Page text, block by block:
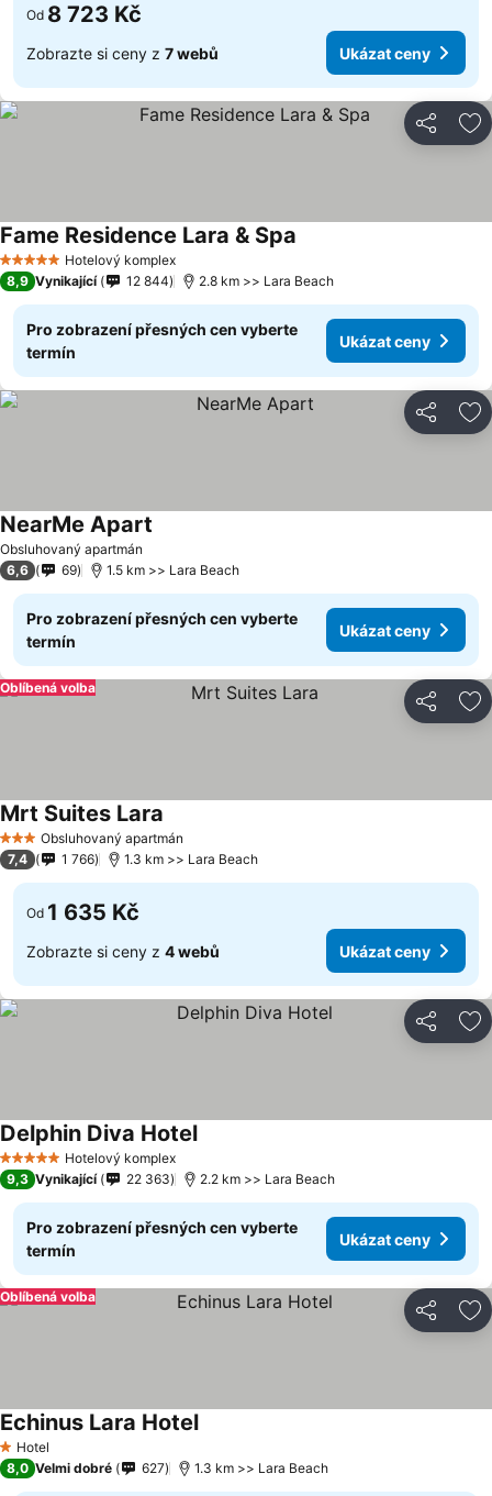
Od 8 723 Kč
Zobrazte si ceny z 7 webů Ukázat ceny
Sdílet
5 Počet hvězdičekHotelový komplex
Fame Residence Lara & Spa
8,9 Vynikající 12 844 2.8 km >> Lara Beach
Pro zobrazení přesných cen vyberte
termín
Ukázat ceny
Sdílet
Obsluhovaný apartmán
NearMe Apart
6,6 69 1.5 km >> Lara Beach
Pro zobrazení přesných cen vyberte
termín
Ukázat ceny
Sdílet
Oblíbená volba
3 Počet hvězdiček
Obsluhovaný apartmán
Mrt Suites Lara
7,4 1 766 1.3 km >> Lara Beach
Od 1 635 Kč
Zobrazte si ceny z 4 webů Ukázat ceny
Sdílet
5 Počet hvězdičekHotelový komplex
Delphin Diva HotelUkázat ceny
9,3 Vynikající 22 363 2.2 km >> Lara Beach
Pro zobrazení přesných cen vyberte
termín
Ukázat ceny
Sdílet
Oblíbená volba
1 Počet hvězdiček
Hotel
Echinus Lara HotelUkázat ceny
8,0 Velmi dobré 627 1.3 km >> Lara Beach